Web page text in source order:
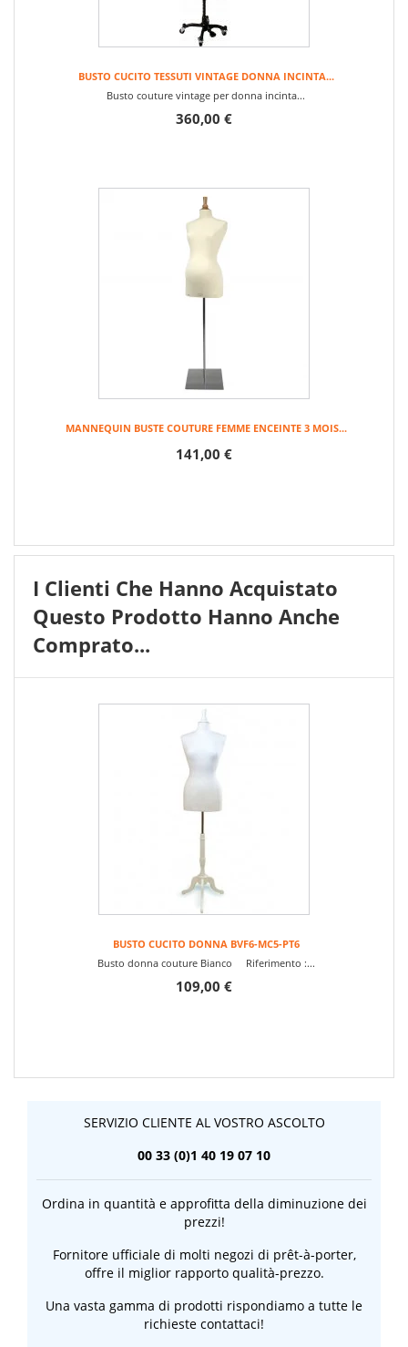
BUSTO CUCITO TESSUTI VINTAGE DONNA INCINTA...
Busto couture vintage per donna incinta...
360,00 €
MANNEQUIN BUSTE COUTURE FEMME ENCEINTE 3 MOIS...
141,00 €
I Clienti Che Hanno Acquistato
Questo Prodotto Hanno Anche
Comprato...
BUSTO CUCITO DONNA BVF6-MC5-PT6
Busto donna couture Bianco Riferimento :...
109,00 €
SERVIZIO CLIENTE AL VOSTRO ASCOLTO
00 33 (0)1 40 19 07 10
Ordina in quantità e approfitta della diminuzione dei
prezzi!
Fornitore ufficiale di molti negozi di prêt-à-porter,
offre il miglior rapporto qualità-prezzo.
Una vasta gamma di prodotti rispondiamo a tutte le
richieste contattaci!